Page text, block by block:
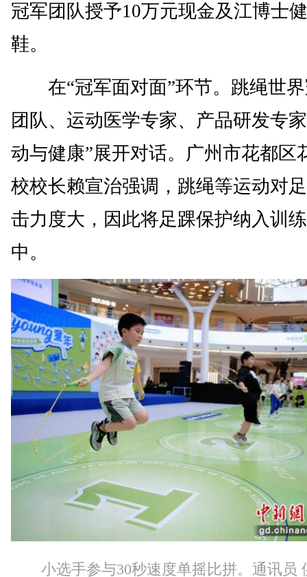
冠军团队授予10万元现金及江博士
鞋。
在“冠军面对面”环节。跳绳世界
团队、运动医学专家、产品研发专
动与健康”展开对话。广州市花都区
校校长赖宣治强调，跳绳等运动对
击力度大，因此将足踝保护纳入训
中。
小选手参与30秒速度单摇比拼。通讯员